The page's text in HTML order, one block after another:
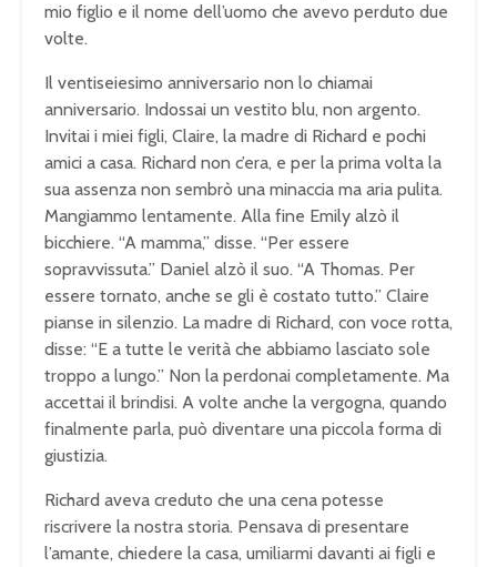
mio figlio e il nome dell’uomo che avevo perduto due
volte.
Il ventiseiesimo anniversario non lo chiamai
anniversario. Indossai un vestito blu, non argento.
Invitai i miei figli, Claire, la madre di Richard e pochi
amici a casa. Richard non c’era, e per la prima volta la
sua assenza non sembrò una minaccia ma aria pulita.
Mangiammo lentamente. Alla fine Emily alzò il
bicchiere. “A mamma,” disse. “Per essere
sopravvissuta.” Daniel alzò il suo. “A Thomas. Per
essere tornato, anche se gli è costato tutto.” Claire
pianse in silenzio. La madre di Richard, con voce rotta,
disse: “E a tutte le verità che abbiamo lasciato sole
troppo a lungo.” Non la perdonai completamente. Ma
accettai il brindisi. A volte anche la vergogna, quando
finalmente parla, può diventare una piccola forma di
giustizia.
Richard aveva creduto che una cena potesse
riscrivere la nostra storia. Pensava di presentare
l’amante, chiedere la casa, umiliarmi davanti ai figli e